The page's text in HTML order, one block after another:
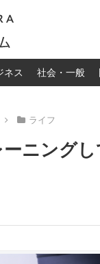
ネス 社会・一般
ライフ
ニング